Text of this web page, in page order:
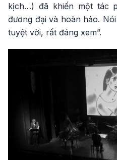
kịch…) đã khiến một tác
đương đại và hoàn hảo.
tuyệt vời, rất đáng xem”.